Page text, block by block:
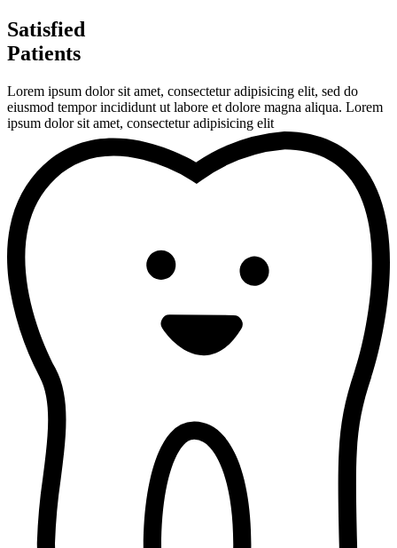
Zum
Inhalt
wechseln
Satisfied
Patients
Lorem ipsum dolor sit amet, consectetur adipisicing elit, sed do
eiusmod tempor incididunt ut labore et dolore magna aliqua. Lorem
ipsum dolor sit amet, consectetur adipisicing elit